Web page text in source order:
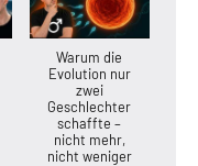
Warum die
Evolution nur
zwei
Geschlechter
schaffte –
nicht mehr,
nicht weniger